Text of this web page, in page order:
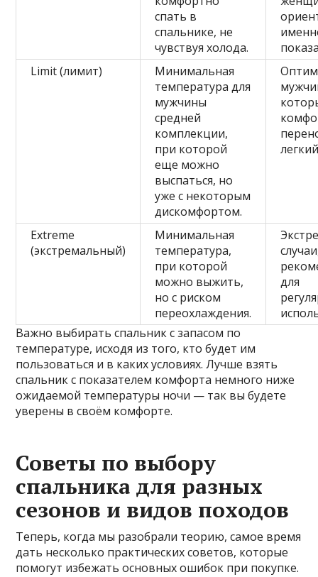
спать в
спальнике, не
чувствуя холода.
Limit (лимит)
Минимальная
температура для
мужчины
средней
комплекции,
при которой
еще можно
выспаться, но
уже с некоторым
дискомфортом.
Extreme
(экстремальный)
Минимальная
температура,
при которой
можно выжить,
но с риском
переохлаждения.
для
Важно выбирать спальник с запасом по
температуре, исходя из того, кто будет им
пользоваться и в каких условиях. Лучше взять
спальник с показателем комфорта немного ниже
ожидаемой температуры ночи — так вы будете
уверены в своём комфорте.
Советы по выбору
спальника для разных
сезонов и видов походов
Теперь, когда мы разобрали теорию, самое время
дать несколько практических советов, которые
помогут избежать основных ошибок при покупке.